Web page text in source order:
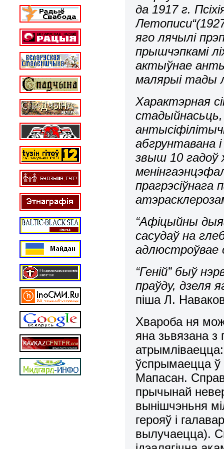
да 1917 г.
яго лячылі
прышчэпкамі
актыўнае
малярыі тады
Характэрная
стадыйнасьць,
абгрунтавана
звыш 10 гадоў
прагрэсіўнага
“Афіцыйны
сасудаў на
адлюстроўвае
“Геній” быў
праўду, дзеля
піша Л.
Хвароба ня
яна зьвязана з
ўспрымаецца ў
Мапасан.
прычынай
вынішчэньня
герояў і
вылучаецца).